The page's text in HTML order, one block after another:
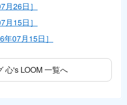
26日］
15日］
07月15日］
心's LOOM 一覧へ